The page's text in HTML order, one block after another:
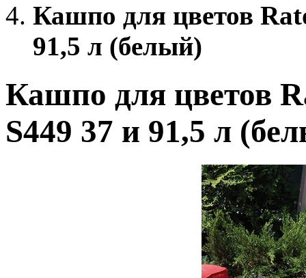
Кашпо для цветов
91,5 л (белый)
Кашпо для цветов
S449 37 и 91,5 л